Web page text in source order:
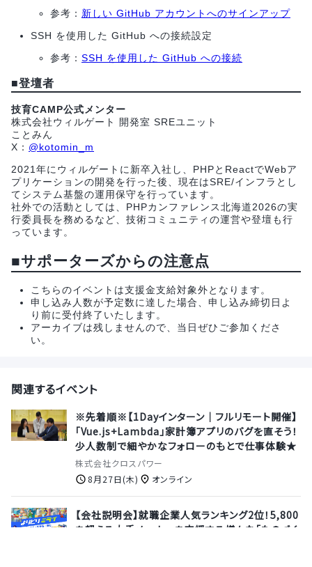
参考： 新しい GitHub アカウントへのサインアップ
SSH を使用した GitHub への接続設定
参考： SSH を使用した GitHub への接続
■登壇者
技育CAMP公式メンター
株式会社ウィルゲート 開発室 SREユニット
ことみん
X： @kotomin_m
2021年にウィルゲートに新卒入社し、PHPとReactでWebア
プリケーションの開発を行った後、現在はSRE/インフラとし
てシステム基盤の運用保守を行っています。
社外での活動としては、PHPカンファレンス北海道2026の実
行委員長を務めるなど、技術コミュニティの運営や登壇も行
っています。
■サポーターズからの注意点
こちらのイベントは支援金支給対象外となります。
申し込み人数が予定数に達した場合、申し込み締切日よ
り前に受付終了いたします。
アーカイブは残しませんので、当日ぜひご参加くださ
い。
関連するイベント
※先着順※【1Dayインターン｜フルリモート開催】
「Vue.js+Lambda」家計簿アプリのバグを直そう！
少人数制で細やかなフォローのもとで仕事体験★
株式会社クロスパワー
8月27日(木)
オンライン
【会社説明会】就職企業人気ランキング2位！5,800
を超える大手メーカーを支援する様々な「ものづく